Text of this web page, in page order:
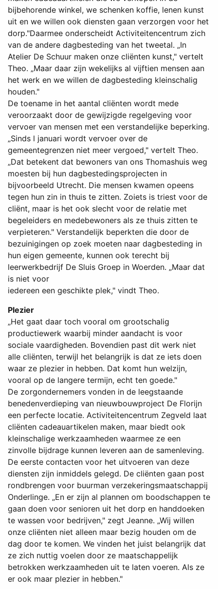
bijbehorende winkel, we schenken koffie, lenen kunst
uit en we willen ook diensten gaan verzorgen voor het
dorp."Daarmee onderscheidt Activiteitencentrum zich
van de andere dagbesteding van het tweetal. „In
Atelier De Schuur maken onze cliënten kunst," vertelt
Theo. „Maar daar zijn wekelijks al vijftien mensen aan
het werk en we willen de dagbesteding kleinschalig
houden."
De toename in het aantal cliënten wordt mede
veroorzaakt door de gewijzigde regelgeving voor
vervoer van mensen met een verstandelijke beperking.
„Sinds l januari wordt vervoer over de
gemeentegrenzen niet meer vergoed," vertelt Theo.
„Dat betekent dat bewoners van ons Thomashuis weg
moesten bij hun dagbestedingsprojecten in
bijvoorbeeld Utrecht. Die mensen kwamen opeens
tegen hun zin in thuis te zitten. Zoiets is triest voor de
cliënt, maar is het ook slecht voor de relatie met
begeleiders en medebewoners als ze thuis zitten te
verpieteren." Verstandelijk beperkten die door de
bezuinigingen op zoek moeten naar dagbesteding in
hun eigen gemeente, kunnen ook terecht bij
leerwerkbedrijf De Sluis Groep in Woerden. „Maar dat
is niet voor
iedereen een geschikte plek," vindt Theo.
Plezier
„Het gaat daar toch vooral om grootschalig
productiewerk waarbij minder aandacht is voor
sociale vaardigheden. Bovendien past dit werk niet
alle cliënten, terwijl het belangrijk is dat ze iets doen
waar ze plezier in hebben. Dat komt hun welzijn,
vooral op de langere termijn, echt ten goede."
De zorgondernemers vonden in de leegstaande
benedenverdieping van nieuwbouwproject De Florijn
een perfecte locatie. Activiteitencentrum Zegveld laat
cliënten cadeauartikelen maken, maar biedt ook
kleinschalige werkzaamheden waarmee ze een
zinvolle bijdrage kunnen leveren aan de samenleving.
De eerste contacten voor het uitvoeren van deze
diensten zijn inmiddels gelegd. De cliënten gaan post
rondbrengen voor buurman verzekeringsmaatschappij
Onderlinge. „En er zijn al plannen om boodschappen te
gaan doen voor senioren uit het dorp en handdoeken
te wassen voor bedrijven," zegt Jeanne. „Wij willen
onze cliënten niet alleen maar bezig houden om de
dag door te komen. We vinden het juist belangrijk dat
ze zich nuttig voelen door ze maatschappelijk
betrokken werkzaamheden uit te laten voeren. Als ze
er ook maar plezier in hebben."